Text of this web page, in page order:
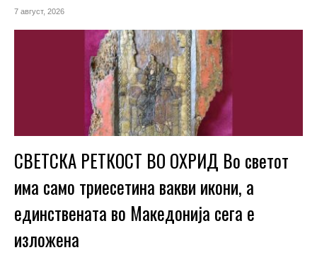
7 август, 2026
СВЕТСКА РЕТКОСТ ВО ОХРИД Во светот
има само триесетина вакви икони, а
единствената во Македонија сега е
изложена